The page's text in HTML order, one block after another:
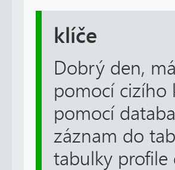
klíče
Dobrý den,
pomocí cizího
pomocí
záznam do
tabulky profile